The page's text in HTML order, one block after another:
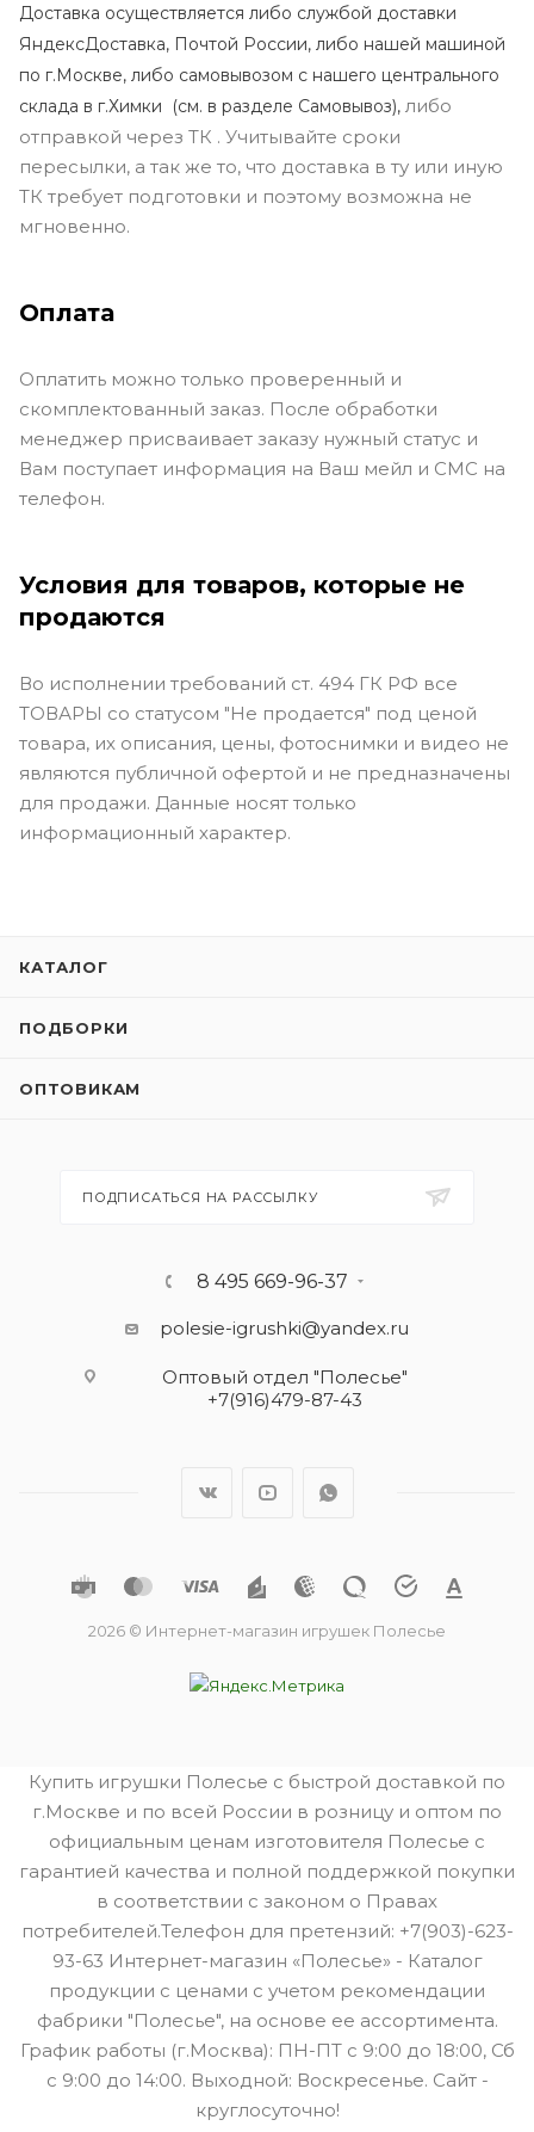
Доставка осуществляется либо службой доставки
ЯндексДоставка, Почтой России, либо нашей машиной
по г.Москве, либо самовывозом с нашего центрального
склада в г.Химки (см. в разделе Самовывоз), либо
отправкой через ТК . Учитывайте сроки
пересылки, а так же то, что доставка в ту или иную
ТК требует подготовки и поэтому возможна не
мгновенно.
Оплата
Оплатить можно только проверенный и
скомплектованный заказ. После обработки
менеджер присваивает заказу нужный статус и
Вам поступает информация на Ваш мейл и СМС на
телефон.
Условия для товаров, которые не
продаются
Во исполнении требований ст. 494 ГК РФ все
ТОВАРЫ со статусом "Не продается" под ценой
товара, их описания, цены, фотоснимки и видео не
являются публичной офертой и не предназначены
для продажи. Данные носят только
информационный характер.
КАТАЛОГ
ПОДБОРКИ
ОПТОВИКАМ
ПОДПИСАТЬСЯ НА РАССЫЛКУ
8 495 669-96-37
polesie-igrushki@yandex.ru
Оптовый отдел "Полесье"
+7(916)479-87-43
2026 © Интернет-магазин игрушек Полесье
Купить игрушки Полесье с быстрой доставкой по
г.Москве и по всей России в розницу и оптом по
официальным ценам изготовителя Полесье с
гарантией качества и полной поддержкой покупки
в соответствии с законом о Правах
потребителей.Телефон для претензий: +7(903)-623-
93-63 Интернет-магазин «Полесье» - Каталог
продукции с ценами с учетом рекомендации
фабрики "Полесье", на основе ее ассортимента.
График работы (г.Москва): ПН-ПТ с 9:00 до 18:00, Сб
с 9:00 до 14:00. Выходной: Воскресенье. Сайт -
круглосуточно!